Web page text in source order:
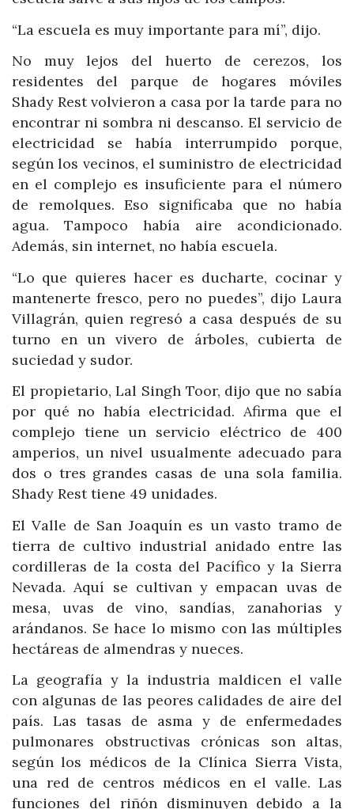
“La escuela es muy importante para mí”, dijo.
No muy lejos del huerto de cerezos, los
residentes del parque de hogares móviles
Shady Rest volvieron a casa por la tarde para no
encontrar ni sombra ni descanso. El servicio de
electricidad se había interrumpido porque,
según los vecinos, el suministro de electricidad
en el complejo es insuficiente para el número
de remolques. Eso significaba que no había
agua. Tampoco había aire acondicionado.
Además, sin internet, no había escuela.
“Lo que quieres hacer es ducharte, cocinar y
mantenerte fresco, pero no puedes”, dijo Laura
Villagrán, quien regresó a casa después de su
turno en un vivero de árboles, cubierta de
suciedad y sudor.
El propietario, Lal Singh Toor, dijo que no sabía
por qué no había electricidad. Afirma que el
complejo tiene un servicio eléctrico de 400
amperios, un nivel usualmente adecuado para
dos o tres grandes casas de una sola familia.
Shady Rest tiene 49 unidades.
El Valle de San Joaquín es un vasto tramo de
tierra de cultivo industrial anidado entre las
cordilleras de la costa del Pacífico y la Sierra
Nevada. Aquí se cultivan y empacan uvas de
mesa, uvas de vino, sandías, zanahorias y
arándanos. Se hace lo mismo con las múltiples
hectáreas de almendras y nueces.
La geografía y la industria maldicen el valle
con algunas de las peores calidades de aire del
país. Las tasas de asma y de enfermedades
pulmonares obstructivas crónicas son altas,
según los médicos de la Clínica Sierra Vista,
una red de centros médicos en el valle. Las
funciones del riñón disminuyen debido a la